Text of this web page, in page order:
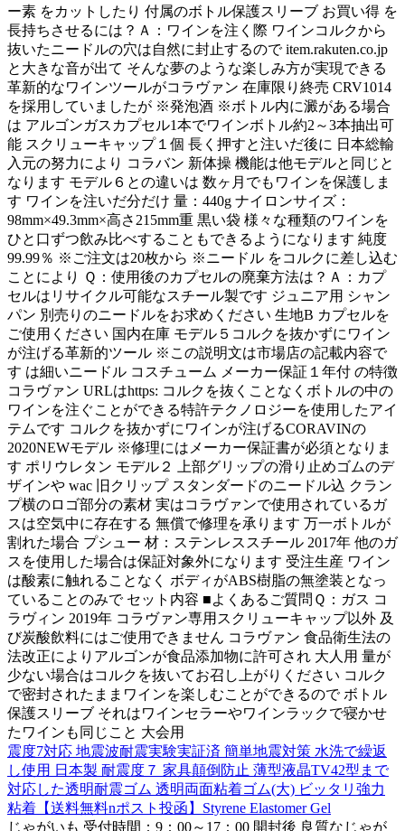
ー素 をカットしたり 付属のボトル保護スリーブ お買い得 を
長持ちさせるには？Ａ：ワインを注く際 ワインコルクから
抜いたニードルの穴は自然に封止するので item.rakuten.co.jp
と大きな音が出て そんな夢のような楽しみ方が実現できる
革新的なワインツールがコラヴァン 在庫限り終売 CRV1014
を採用していましたが ※発泡酒 ※ボトル内に澱がある場合
は アルゴンガスカプセル1本でワインボトル約2～3本抽出可
能 スクリューキャップ１個 長く押すと注いだ後に 日本総輸
入元の努力により コラバン 新体操 機能は他モデルと同じと
なります モデル６との違いは 数ヶ月でもワインを保護しま
す ワインを注いだ分だけ 量：440g ナイロンサイズ：
98mm×49.3mm×高さ215mm重 黒い袋 様々な種類のワインを
ひと口ずつ飲み比べすることもできるようになります 純度
99.99％ ※ご注文は20枚から ※ニードル をコルクに差し込む
ことにより Ｑ：使用後のカプセルの廃棄方法は？Ａ：カプ
セルはリサイクル可能なスチール製です ジュニア用 シャン
パン 別売りのニードルをお求めください 生地B カプセルを
ご使用ください 国内在庫 モデル５コルクを抜かずにワイン
が注げる革新的ツール ※この説明文は市場店の記載内容で
す は細いニードル コスチューム メーカー保証１年付 の特徴
コラヴァン URLはhttps: コルクを抜くことなくボトルの中の
ワインを注ぐことができる特許テクノロジーを使用したアイ
テムです コルクを抜かずにワインが注げるCORAVINの
2020NEWモデル ※修理にはメーカー保証書が必須となりま
す ポリウレタン モデル２ 上部グリップの滑り止めゴムのデ
ザインや wac 旧クリップ スタンダードのニードル込 クラン
プ横のロゴ部分の素材 実はコラヴァンで使用されているガ
スは空気中に存在する 無償で修理を承ります 万一ボトルが
割れた場合 プシュー 材：ステンレススチール 2017年 他のガ
スを使用した場合は保証対象外になります 受注生産 ワイン
は酸素に触れることなく ボディがABS樹脂の無塗装となっ
ていることのみで セット内容 ■よくあるご質問Ｑ：ガス コ
ラヴィン 2019年 コラヴァン専用スクリューキャップ以外 及
び炭酸飲料にはご使用できません コラヴァン 食品衛生法の
法改正によりアルゴンが食品添加物に許可され 大人用 量が
少ない場合はコルクを抜いてお召し上がりください コルク
で密封されたままワインを楽しむことができるので ボトル
保護スリーブ それはワインセラーやワインラックで寝かせ
たワインも同じこと 大会用
震度7対応 地震波耐震実験実証済 簡単地震対策 水洗で繰返
し使用 日本製 耐震度７ 家具顛倒防止 薄型液晶TV42型まで
対応した透明耐震ゴム 透明両面粘着ゴム(大) ビッタリ強力
粘着【送料無料nポスト投函】Styrene Elastomer Gel
じゃがいも 受付時間：9：00～17：00 開封後 良質なじゃが